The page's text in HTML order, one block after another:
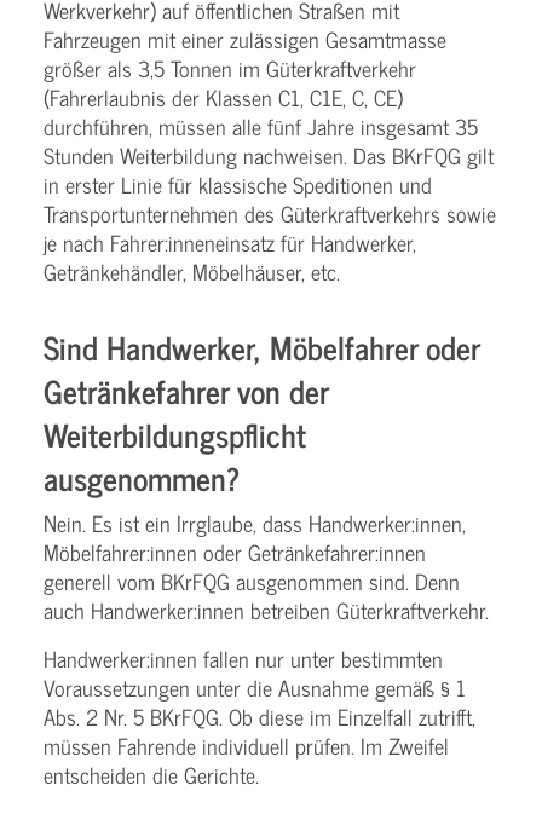
Werkverkehr) auf öffentlichen Straßen mit
Fahrzeugen mit einer zulässigen Gesamtmasse
größer als 3,5 Tonnen im Güterkraftverkehr
(Fahrerlaubnis der Klassen C1, C1E, C, CE)
durchführen, müssen alle fünf Jahre insgesamt 35
Stunden Weiterbildung nachweisen. Das BKrFQG gilt
in erster Linie für klassische Speditionen und
Transportunternehmen des Güterkraftverkehrs sowie
je nach Fahrer:inneneinsatz für Handwerker,
Getränkehändler, Möbelhäuser, etc.
Sind Handwerker, Möbelfahrer oder
Getränkefahrer von der
Weiterbildungspflicht
ausgenommen?
Nein. Es ist ein Irrglaube, dass Handwerker:innen,
Möbelfahrer:innen oder Getränkefahrer:innen
generell vom BKrFQG ausgenommen sind. Denn
auch Handwerker:innen betreiben Güterkraftverkehr.
Handwerker:innen fallen nur unter bestimmten
Voraussetzungen unter die Ausnahme gemäß § 1
Abs. 2 Nr. 5 BKrFQG. Ob diese im Einzelfall zutrifft,
müssen Fahrende individuell prüfen. Im Zweifel
entscheiden die Gerichte.